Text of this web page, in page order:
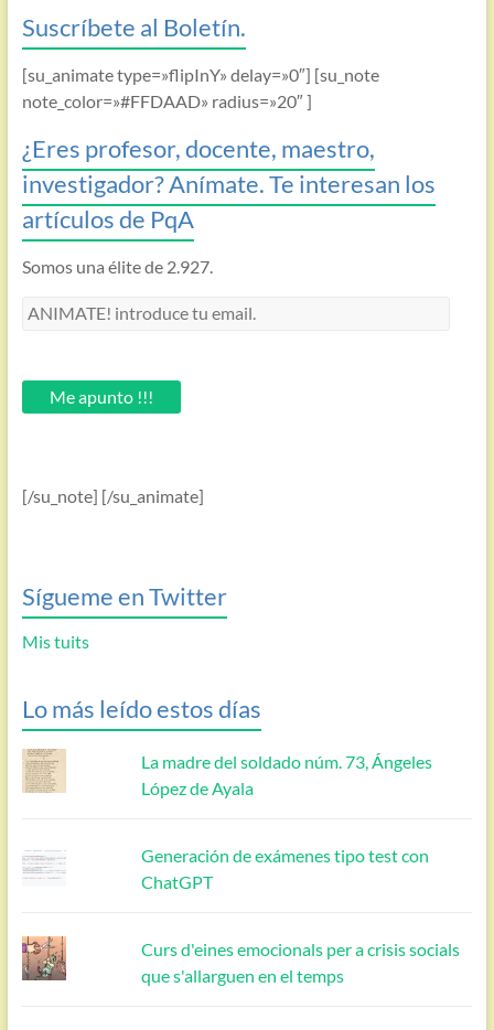
Suscríbete al Boletín.
[su_animate type=»flipInY» delay=»0″] [su_note
note_color=»#FFDAAD» radius=»20″ ]
¿Eres profesor, docente, maestro,
investigador? Anímate. Te interesan los
artículos de PqA
Somos una élite de 2.927.
ANIMATE!
email.Me apunto !!!
[/su_note] [/su_animate]
Sígueme en Twitter
Mis tuits
Lo más leído estos días
La madre del soldado núm. 73, Ángeles
López de Ayala
Generación de exámenes tipo test con
ChatGPT
Curs d'eines emocionals per a crisis socials
que s'allarguen en el temps